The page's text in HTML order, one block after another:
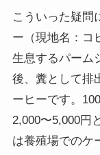
こういった疑問
ー（現地名：コ
生息するパーム
後、糞として排
ーヒーです。
2,000〜5,000円
は養殖場でのケ